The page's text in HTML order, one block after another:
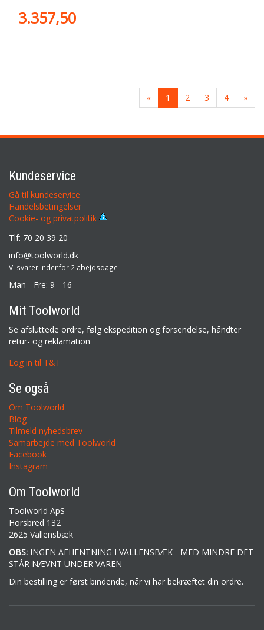
3.357,50
« 1 2 3 4 »
Kundeservice
Gå til kundeservice
Handelsbetingelser
Cookie- og privatpolitik
Tlf: 70 20 39 20
info@toolworld.dk
Vi svarer indenfor 2 abejdsdage
Man - Fre: 9 - 16
Mit Toolworld
Se afsluttede ordre, følg ekspedition og forsendelse, håndter
retur- og reklamation
Log in til T&T
Se også
Om Toolworld
Blog
Tilmeld nyhedsbrev
Samarbejde med Toolworld
Facebook
Instagram
Om Toolworld
Toolworld ApS
Horsbred 132
2625 Vallensbæk
OBS: INGEN AFHENTNING I VALLENSBÆK - MED MINDRE DET
STÅR NÆVNT UNDER VAREN
Din bestilling er først bindende, når vi har bekræftet din ordre.